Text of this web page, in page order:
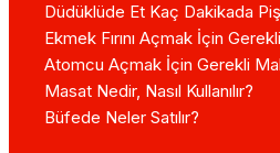
Düdüklüde Et Kaç Dakikada
Ekmek Fırını Açmak İçin
Atomcu Açmak İçin Gerekli
Masat Nedir, Nasıl Kullanılır?
Büfede Neler Satılır?